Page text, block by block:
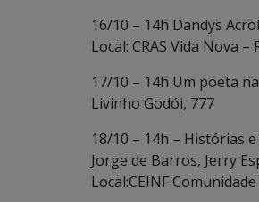
16/10 – 14h Dandys
Local: CRAS Vida Nova
17/10 – 14h Um
Livinho Godói, 777
18/10 – 14h – Histórias
Jorge de Barros, Jerry
Local:CEINF